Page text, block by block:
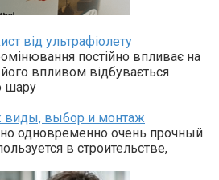
від ультрафіолету
постійно впливає на
впливом відбувається
шару
виды, выбор и монтаж
одновременно очень прочный
в строительстве,